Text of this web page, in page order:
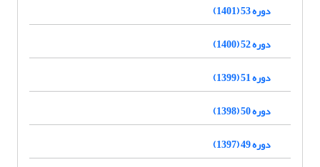
دوره 53 (1401)
دوره 52 (1400)
دوره 51 (1399)
دوره 50 (1398)
دوره 49 (1397)